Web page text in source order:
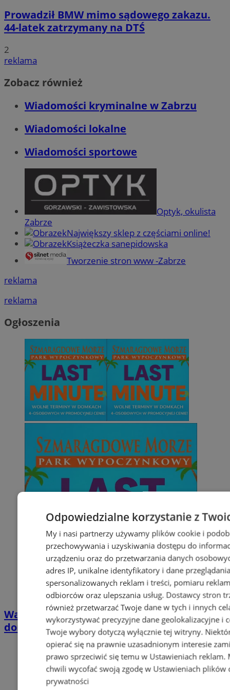
Prowadził BMW mimo sądowego zakazu.
44-latek zatrzymany na DTŚ
2
reklama
Zobacz również
Wiadomości kryminalne w Zabrzu
Wiadomości lokalne
Wiadomości sportowe
Optyk, okulista
Zabrze
Największy sklep z częściami online!
Książeczka sanepidowska
Tworzenie stron www -Zabrze
reklama
reklama
Ogłoszenia
Wakacyjny wypoczynek nad Bałtykiem w
domkach Szmaragdowe Morze
Odpowiedzialne korzystanie z
My i nasi partnerzy używamy plików cookie i
przechowywania i uzyskiwania dostępu do
urządzeniu oraz do przetwarzania danych
adres IP, unikalne identyfikatory i dane
spersonalizowanych reklam i treści, pomiaru
odbiorców oraz ulepszania usług. Dostawcy stron
również przetwarzać Twoje dane w tych i innych
wykorzystywać precyzyjne dane geolokalizacyjne i
Twoje wybory dotyczą wyłącznie tej witryny.
opierać się na prawnie uzasadnionym interesie
prawo sprzeciwić się temu w Ustawieniach reklam.
chwili wycofać swoją zgodę w Ustawieniach plików
prywatności